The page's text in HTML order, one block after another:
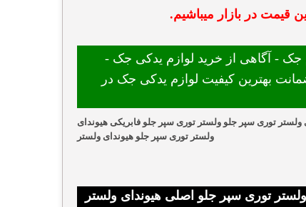
قیمت در بازار میباشیم.
- آگاهی از خرید لوازم یدکی جک -
بهترین کیفیت لوازم یدکی جک در
توری سپر جلو ولستر توری سپر جلو فابریکی هیوندای
ولستر توری سپر جلو هیوندای ولستر
توری سپر جلو اصلی هیوندای ولستر